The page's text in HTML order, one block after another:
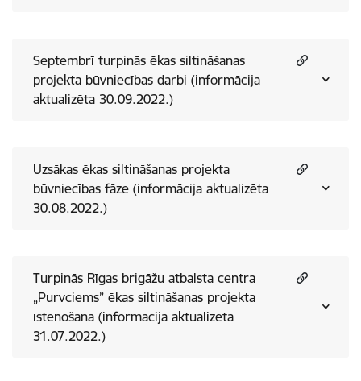
Septembrī turpinās ēkas siltināšanas
projekta būvniecības darbi (informācija
aktualizēta 30.09.2022.)
Uzsākas ēkas siltināšanas projekta
būvniecības fāze (informācija aktualizēta
30.08.2022.)
Turpinās Rīgas brigāžu atbalsta centra
„Purvciems” ēkas siltināšanas projekta
īstenošana (informācija aktualizēta
31.07.2022.)